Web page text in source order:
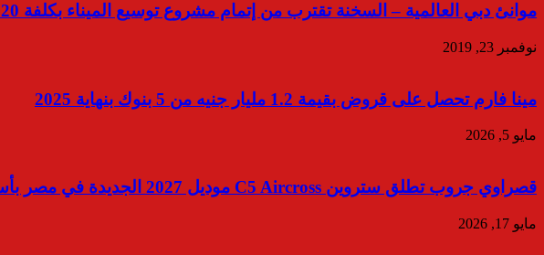
موانئ دبي العالمية – السخنة تقترب من إتمام مشروع توسيع الميناء بكلفة 520 مليون دولار أمريكي
نوفمبر 23, 2019
مينا فارم تحصل على قروض بقيمة 1.2 مليار جنيه من 5 بنوك بنهاية 2025
مايو 5, 2026
قصراوي جروب تطلق ستروين C5 Aircross موديل 2027 الجديدة في مصر بأسعار تبدأ من 1,695,000 جنيه مصري
مايو 17, 2026